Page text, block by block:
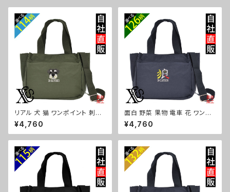
リアル 犬 猫 ワンポイント 刺繍
トート ショルダーバッグ カジュ
アル 軽量 レディース メンズ 雑
貨 グッズ 自社ブランド 柄 ギフト
ザー パグ ビションフリーゼ ori-
a-bg181-b10-s
¥4,760
面白 野菜 果物 電車 花 ワンポ
イント 刺繍トート ショルダーバ
ッグ カジュアル 軽量 レディース
メンズ 雑貨 グッズ 自社ブランド
鳥獣戯画 富士山 パチンコ ori-
a-bg181-b09-s
¥4,760